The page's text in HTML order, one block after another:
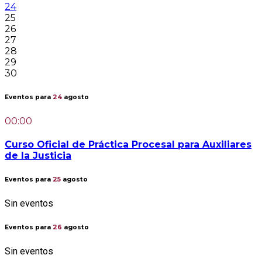
24
25
26
27
28
29
30
Eventos para 24 agosto
00:00
Curso Oficial de Práctica Procesal para Auxiliares
de la Justicia
Eventos para 25 agosto
Sin eventos
Eventos para 26 agosto
Sin eventos